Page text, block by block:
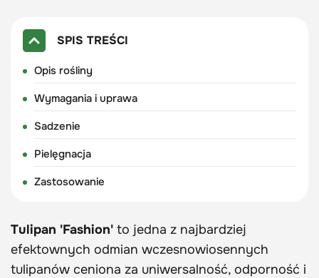
SPIS TREŚCI
Opis rośliny
Wymagania i uprawa
Sadzenie
Pielęgnacja
Zastosowanie
Tulipan 'Fashion' to jedna z najbardziej
efektownych odmian wczesnowiosennych
tulipanów ceniona za uniwersalność, odporność i